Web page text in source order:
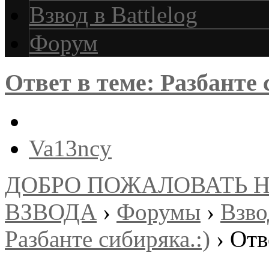
Взвод в Battlelog
Форум
Ответ в теме: Разбанте
Va13ncy
ДОБРО ПОЖАЛОВАТЬ
ВЗВОДА › Форумы ›
Разбанте сибиряка.:) ›